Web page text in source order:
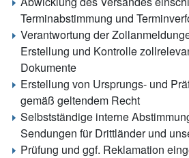
Terminabstimmung und
Verantwortung der
Erstellung und Kontrolle
Dokumente
Erstellung von Ursprungs- und
gemäß geltendem Recht
Selbstständige interne
Sendungen für Drittländer und
Prüfung und ggf. Reklamation